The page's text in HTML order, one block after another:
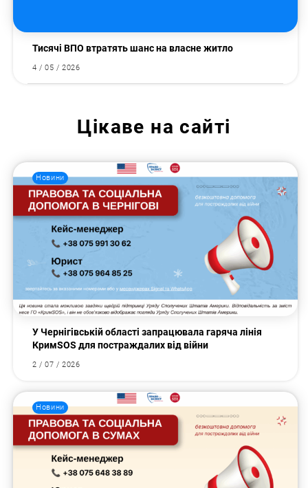
Тисячі ВПО втратять шанс на власне житло
4 / 05 / 2026
Цікаве на сайті
Новини
У Чернігівській області запрацювала гаряча лінія
КримSOS для постраждалих від війни
2 / 07 / 2026
Новини